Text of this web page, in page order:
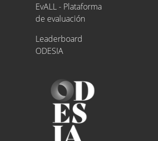
EvALL - Plataforma
de evaluación
Leaderboard
ODESIA